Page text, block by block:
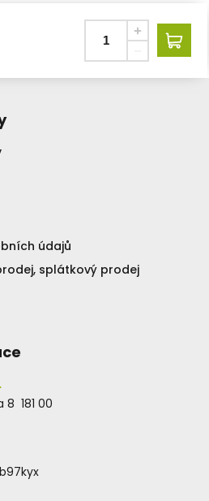
údajů
splátkový prodej
8 181 00